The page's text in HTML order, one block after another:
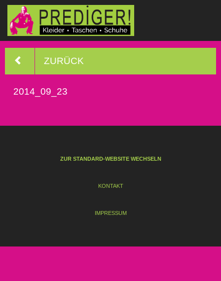
ZURÜCK
2014_09_23
ZUR STANDARD-WEBSITE WECHSELN
KONTAKT
IMPRESSUM